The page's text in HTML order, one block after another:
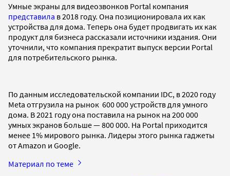
Умные экраны для видеозвонков Portal компания
представила в 2018 году. Она позиционировала их как
устройства для дома. Теперь она будет продвигать их как
продукт для бизнеса рассказали источники издания. Они
уточнили, что компания прекратит выпуск версии Portal
для потребительского рынка.
По данным исследовательской компании IDC, в 2020 году
Meta отгрузила на рынок 600 000 устройств для умного
дома. В 2021 году она поставила на рынок на 200 000
умных экранов больше — 800 000. На Portal приходится
менее 1% мирового рынка. Лидеры этого рынка гаджеты
от Amazon и Google.
Материал по теме